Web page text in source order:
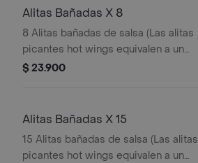
Alitas Bañadas X 8
8 Alitas bañadas de salsa (Las alitas
picantes hot wings equivalen a un
trozo de ala)
$ 23.900
Alitas Bañadas X 15
15 Alitas bañadas de salsa (Las alitas
picantes hot wings equivalen a un